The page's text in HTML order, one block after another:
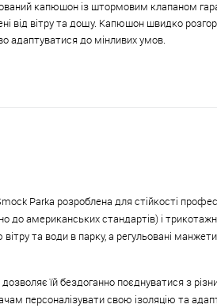
капюшон із штормовим клапаном
від вітру та дощу. Капюшон швидко
адаптуватися до мінливих умов.
Parka розроблена для стійкості
до американських стандартів) і
та води в парку, а регульовані
їй бездоганно поєднуватися з
персоналізувати свою ізоляцію та